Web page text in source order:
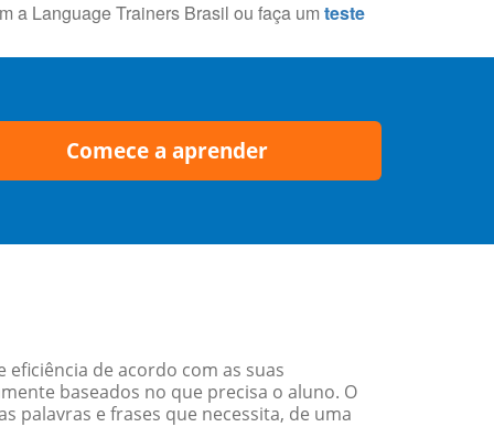
a Language Trainers Brasil ou faça um teste
Comece a aprender
de acordo com as suas
baseados no que precisa o aluno. O
palavras e frases que necessita, de uma